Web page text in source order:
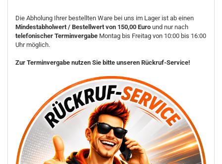
Die Abholung Ihrer bestellten Ware bei uns im Lager ist ab einen
Mindestabholwert / Bestellwert von 150,00 Euro und nur nach
telefonischer Terminvergabe Montag bis Freitag von 10:00 bis 16:00
Uhr möglich.
Zur Terminvergabe nutzen Sie bitte unseren Rückruf-Service!